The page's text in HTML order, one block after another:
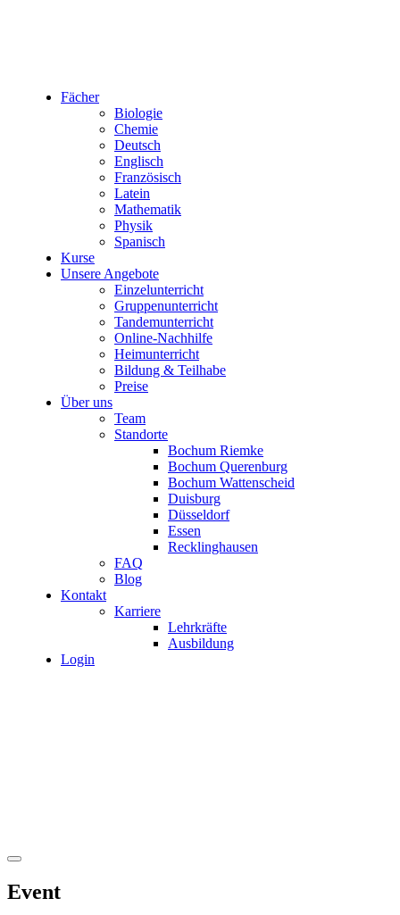
Fächer
Biologie
Chemie
Deutsch
Englisch
Französisch
Latein
Mathematik
Physik
Spanisch
Kurse
Unsere Angebote
Einzelunterricht
Gruppenunterricht
Tandemunterricht
Online-Nachhilfe
Heimunterricht
Bildung & Teilhabe
Preise
Über uns
Team
Standorte
Bochum Riemke
Bochum Querenburg
Bochum Wattenscheid
Duisburg
Düsseldorf
Essen
Recklinghausen
FAQ
Blog
Kontakt
Karriere
Lehrkräfte
Ausbildung
Login
Event